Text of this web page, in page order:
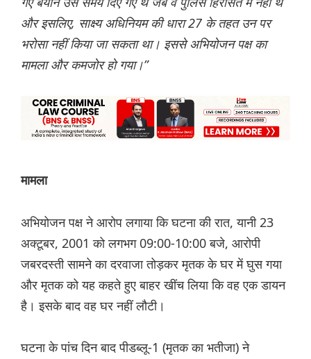
और इसलिए, साक्ष्य अधिनियम की धारा 27 के तहत उन पर
भरोसा नहीं किया जा सकता था। इससे अभियोजन पक्ष का
मामला और कमजोर हो गया।”
मामला
अभियोजन पक्ष ने आरोप लगाया कि घटना की रात, यानी 23
अक्टूबर, 2001 को लगभग 09:00-10:00 बजे, आरोपी
जबरदस्ती सामने का दरवाजा तोड़कर मृतक के घर में घुस गया
और मृतक को यह कहते हुए बाहर खींच लिया कि वह एक डायन
है। इसके बाद वह घर नहीं लौटी।
घटना के पांच दिन बाद पीडब्लू-1 (मृतक का भतीजा) ने